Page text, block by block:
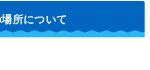
所について